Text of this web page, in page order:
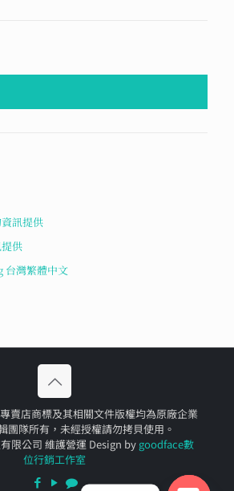
訊提供
供
灣繁體中文
賣店商標及其相關文件版權均為原廠企業
團隊所有，未經授權請勿拷貝使用。
限公司 維護營運 Design by goodface數
位行銷工作室